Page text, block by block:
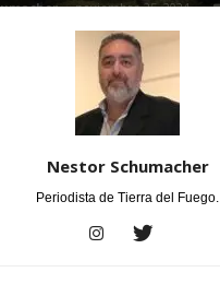
- noviembre 25, 2024
Nestor Schumacher
Periodista de Tierra del Fuego.